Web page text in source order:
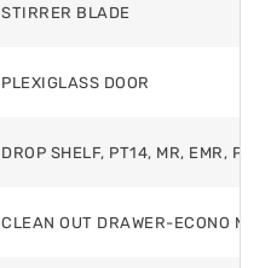
STIRRER BLADE
PLEXIGLASS DOOR
DROP SHELF, PT14, MR, EMR,
CLEAN OUT DRAWER-ECONO MR